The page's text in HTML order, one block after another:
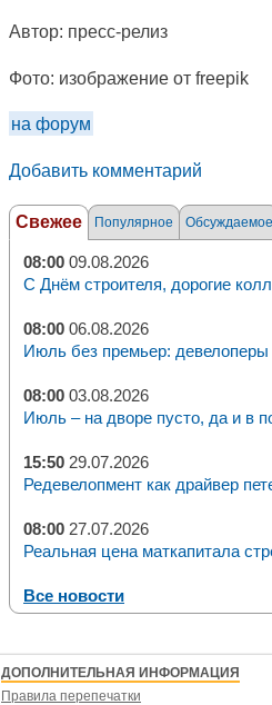
Автор: пресс-релиз
Фото: изображение от freepik
на форум
Добавить комментарий
Свежее Популярное Обсуждаемое
08:00 09.08.2026
С Днём строителя, дорогие
08:00 06.08.2026
Июль без премьер: девелоперы
08:00 03.08.2026
Июль – на дворе пусто, да и в
15:50 29.07.2026
Редевелопмент как драйвер
08:00 27.07.2026
Реальная цена маткапитала
Все новости
ДОПОЛНИТЕЛЬНАЯ ИНФОРМАЦИЯ
Правила перепечатки